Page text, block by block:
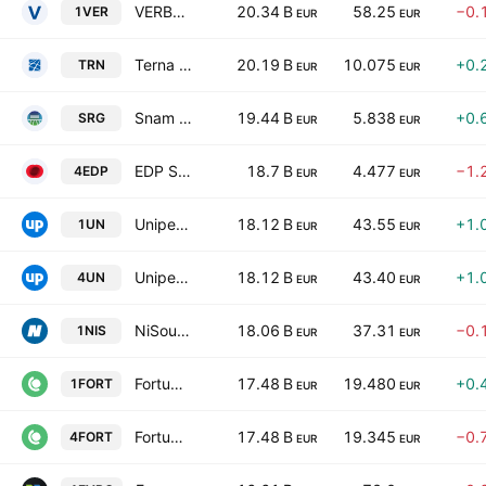
1VER VERBUND AG Class A 20.34 B EUR 58.25 EUR
TRN Terna S.p.A. 20.19 B EUR 10.075 EUR
SRG Snam S.p.A. 19.44 B EUR 5.838 EUR
4EDP EDP S.A. 18.7 B EUR 4.477 EUR
1UN Uniper SE 18.12 B EUR 43.55 EUR
4UN Uniper SE 18.12 B EUR 43.40 EUR
1NIS NiSource Inc 18.06 B EUR 37.31 EUR
1FORT Fortum Oyj 17.48 B EUR 19.480 EUR
4FORT Fortum Oyj 17.48 B EUR 19.345 EUR